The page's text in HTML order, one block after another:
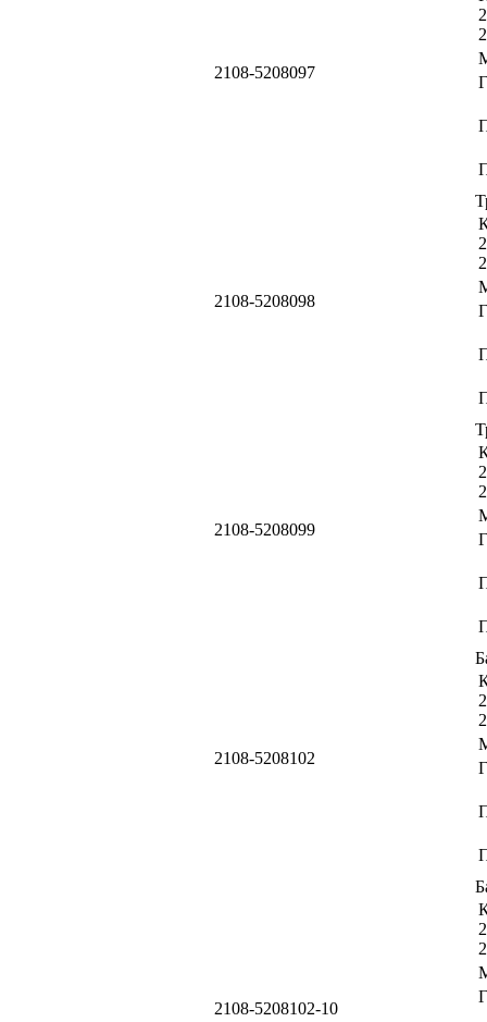
2108-5208097
2108-5208098
2108-5208099
2108-5208102
2108-5208102-10